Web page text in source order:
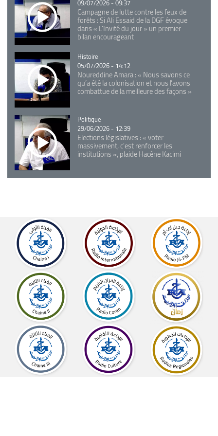
09/07/2026 - 09:37
Campagne de lutte contre les feux de
forêts : Si Ali Essaid de la DGF évoque
dans « L'Invité du jour » un premier
bilan encourageant
Catégorie
Histoire
05/07/2026 - 14:12
Noureddine Amara : « Nous savons ce
qu’a été la colonisation et nous l’avons
combattue de la meilleure des façons »
Catégorie
Politique
29/06/2026 - 12:39
Elections législatives : « voter
massivement, c'est renforcer les
institutions », plaide Hacène Kacimi